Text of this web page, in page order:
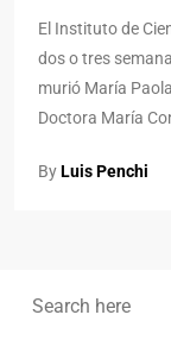
El Instituto de
dos o tres
murió María
Doctora María
ByLuis Penchi